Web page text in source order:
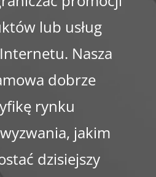
lub usług
Nasza
dobrze
rynku
jakim
dzisiejszy